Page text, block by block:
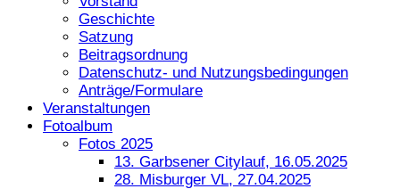
Geschichte
Satzung
Beitragsordnung
Datenschutz- und Nutzungsbedingungen
Anträge/Formulare
Veranstaltungen
Fotoalbum
Fotos 2025
13. Garbsener Citylauf, 16.05.2025
28. Misburger VL, 27.04.2025